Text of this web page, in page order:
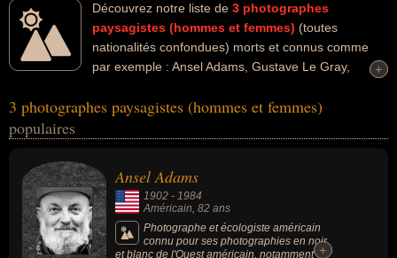
Découvrez notre liste de 3 photographes
paysagistes (hommes et femmes) (toutes
nationalités confondues) morts et connus comme
par exemple : Ansel Adams, Gustave Le Gray,
dans les domaines de l'art, de l'écologie, de la photographie ou de
la science. Ces célébrités peuvent également avoir été artiste,
portraitiste. En ce qui concerne leurs nationalités au moment de
leurs morts, ils peuvent avoir été américain ou francais par
exemple.
+
+
3 photographes paysagistes (hommes et femmes)
populaires
Ansel Adams
1902 - 1984
Américain, 82 ans
Photographe et écologiste américain
connu pour ses photographies en noir
et blanc de l'Ouest américain, notamment +
+